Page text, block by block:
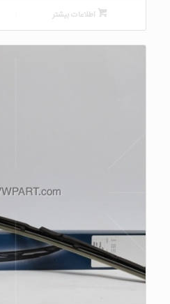
اطلاعات بیشتر